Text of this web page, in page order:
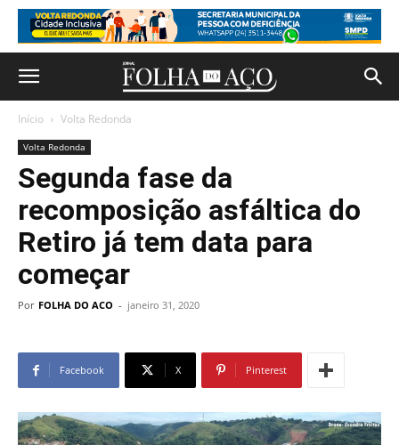
Início Volta Redonda
Volta Redonda
Segunda fase da
recomposição asfáltica do
Retiro já tem data para
começar
Por FOLHA DO ACO - janeiro 31, 2020
Facebook X Pinterest